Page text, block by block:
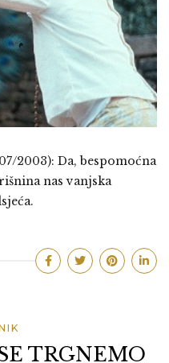
2003): Da, bespomoćna
nas vanjska
TRGNEMO